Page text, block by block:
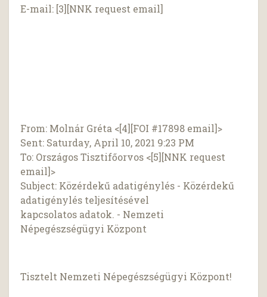
E-mail: [3][NNK request email]
From: Molnár Gréta <[4][FOI #17898 email]>
Sent: Saturday, April 10, 2021 9:23 PM
To: Országos Tisztifőorvos <[5][NNK request
email]>
Subject: Közérdekű adatigénylés - Közérdekű
adatigénylés teljesítésével
kapcsolatos adatok. - Nemzeti
Népegészségügyi Központ
Tisztelt Nemzeti Népegészségügyi Központ!